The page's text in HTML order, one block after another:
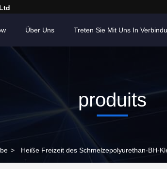
Über Uns Treten Sie Mit Uns In
produits
> Heiße Freizeit des Schmelzepolyurethan-BH-